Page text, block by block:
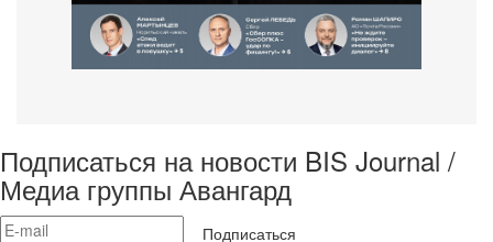
Подписаться на новости BIS Journal /
Медиа группы Авангард
Подписаться